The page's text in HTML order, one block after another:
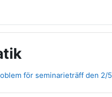
för seminarieträff den 2/5